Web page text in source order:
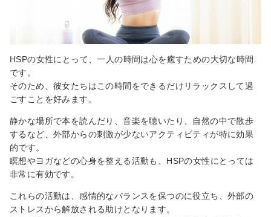
HSPの女性にとって、一人の時間は心を癒すための大切な時間
です。
そのため、彼女たちはこの時間をできるだけリラックスして過
ごすことを好みます。
静かな場所で本を読んだり、音楽を聴いたり、自然の中で散歩
するなど、外部からの刺激が少ないアクティビティが特に効果
的です。
瞑想やヨガなどの心身を整える活動も、HSPの女性にとっては
非常に有効です。
これらの活動は、感情的なバランスを保つのに役立ち、外部の
ストレスから解放される助けとなります。